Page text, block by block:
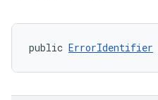
public ErrorIdentifier